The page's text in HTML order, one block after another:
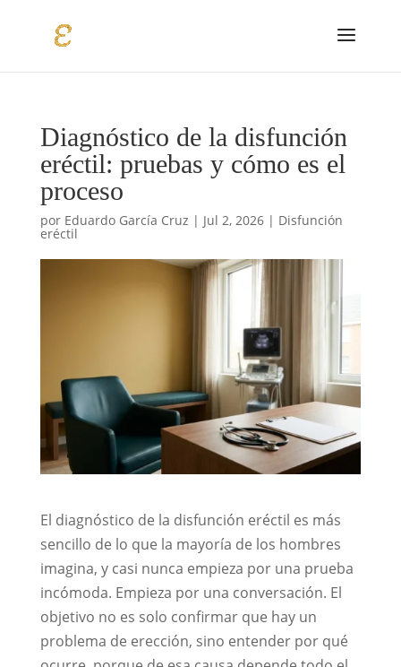
Diagnóstico de la disfunción
eréctil: pruebas y cómo es el
proceso
por Eduardo García Cruz | Jul 2, 2026| Disfunción
eréctil
El diagnóstico de la disfunción eréctil es más
sencillo de lo que la mayoría de los hombres
imagina, y casi nunca empieza por una prueba
incómoda. Empieza por una conversación. El
objetivo no es solo confirmar que hay un
problema de erección, sino entender por qué